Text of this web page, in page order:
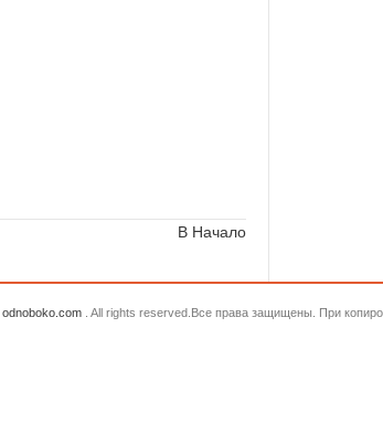
В Начало
odnoboko.com . All rights reserved.Все права защищены. При